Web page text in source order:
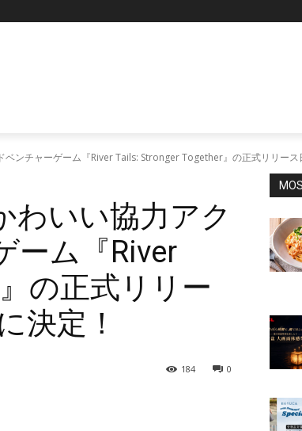
ンチャーゲーム『River Tails: Stronger Together』の正式リリース
わいい協力アク
ーム『River
の正式リリー
決定！
0
184